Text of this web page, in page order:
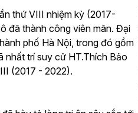
thứ VIII nhiệm kỳ (2017-
đã thành công viên mãn. Đại
phố Hà Nội, trong đó gồm
nhất trí suy cử HT.Thích Bảo
(2017 - 2022).